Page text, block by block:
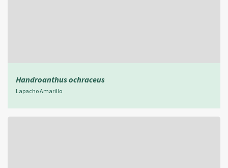
Handroanthus ochraceus
Lapacho Amarillo